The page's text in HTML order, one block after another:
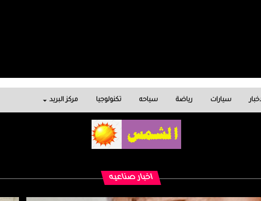
سيارات رياضة سياحه تكنولوجيا مركز البريد
اخبار صناعيه